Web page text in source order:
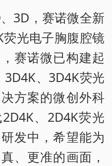
3D，赛诺微全新
光电子胸腹腔镜
赛诺微已构建起
、3D4K荧光
方案的微创外科
、2D4K荧光
发中，希望能为
、更准的画面，